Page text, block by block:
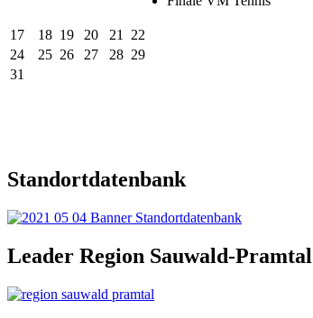
17 18 19 20 21 22
24
25 26 27 28 29
31
Standortdatenbank
Leader Region Sauwald-Pramtal